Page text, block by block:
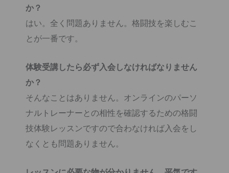
か？
はい。全く問題ありません。格闘技を楽しむこ
とが一番です。
体験受講したら必ず入会しなければなりません
か？
そんなことはありません。オンラインのパーソ
ナルトレーナーとの相性を確認するための格闘
技体験レッスンですので合わなければ入会をし
なくとも問題ありません。